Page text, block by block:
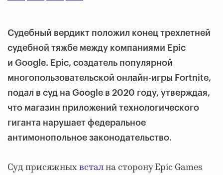
Судебный вердикт положил конец трехлетней
судебной тяжбе между компаниями Epic
и Google. Epic, создатель популярной
многопользовательской онлайн-игры Fortnite,
подал в суд на Google в 2020 году, утверждая,
что магазин приложений технологического
гиганта нарушает федеральное
антимонопольное законодательство.
Суд присяжныхвстална сторону Epic Games